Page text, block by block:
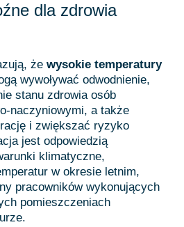
dla zdrowia
że wysokie temperatury
wywoływać odwodnienie,
stanu zdrowia osób
naczyniowymi, a także
i zwiększać ryzyko
jest odpowiedzią
klimatyczne,
w okresie letnim,
pracowników wykonujących
pomieszczeniach